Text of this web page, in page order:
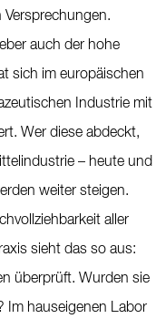
Versprechungen.
auch der hohe
sich im europäischen
Industrie mit
Wer diese abdeckt,
– heute und
weiter steigen.
aller
sieht das so aus:
überprüft. Wurden sie
Im hauseigenen Labor